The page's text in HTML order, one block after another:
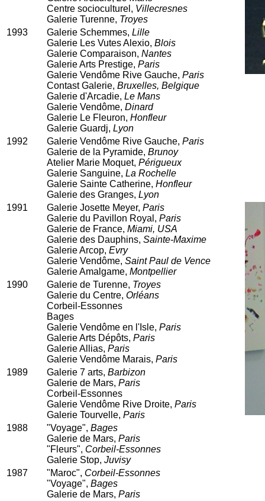
Centre socioculturel, Villecresnes
Galerie Turenne, Troyes
1993
Galerie Schemmes, Lille
Galerie Les Vutes Alexio, Blois
Galerie Comparaison, Nantes
Galerie Arts Prestige, Paris
Galerie Vendôme Rive Gauche, Paris
Contast Galerie, Bruxelles, Belgique
Galerie d'Arcadie, Le Mans
Galerie Vendôme, Dinard
Galerie Le Fleuron, Honfleur
Galerie Guardj, Lyon
1992
Galerie Vendôme Rive Gauche, Paris
Galerie de la Pyramide, Brunoy
Atelier Marie Moquet, Périgueux
Galerie Sanguine, La Rochelle
Galerie Sainte Catherine, Honfleur
Galerie des Granges, Lyon
1991
Galerie Josette Meyer, Paris
Galerie du Pavillon Royal, Paris
Galerie de France, Miami, USA
Galerie des Dauphins, Sainte-Maxime
Galerie Arcop, Evry
Galerie Vendôme, Saint Paul de Vence
Galerie Amalgame, Montpellier
1990
Galerie de Turenne, Troyes
Galerie du Centre, Orléans
Corbeil-Essonnes
Bages
Galerie Vendôme en l'Isle, Paris
Galerie Arts Dépôts, Paris
Galerie Allias, Paris
Galerie Vendôme Marais, Paris
1989
Galerie 7 arts, Barbizon
Galerie de Mars, Paris
Corbeil-Essonnes
Galerie Vendôme Rive Droite, Paris
Galerie Tourvelle, Paris
1988
"Voyage", Bages
Galerie de Mars, Paris
"Fleurs", Corbeil-Essonnes
Galerie Stop, Juvisy
1987
"Maroc", Corbeil-Essonnes
"Voyage", Bages
Galerie de Mars, Paris